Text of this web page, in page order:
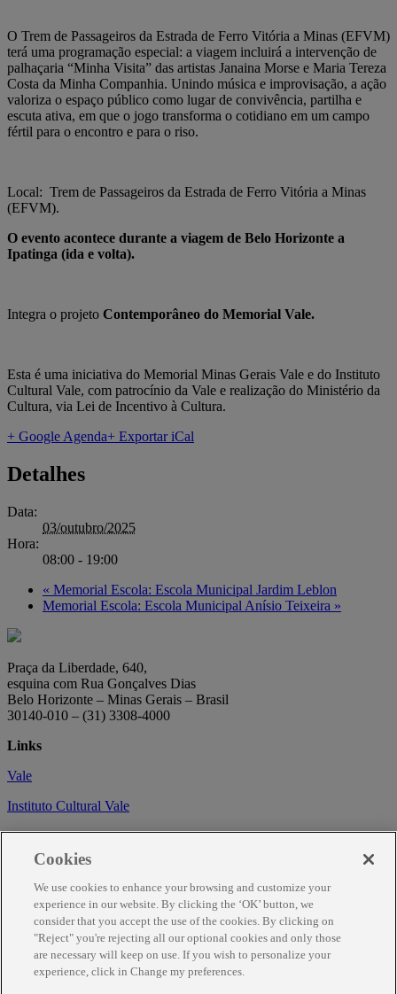
O Trem de Passageiros da Estrada de Ferro Vitória a Minas (EFVM)
terá uma programação especial: a viagem incluirá a intervenção de
palhaçaria “Minha Visita” das artistas Janaina Morse e Maria Tereza
Costa da Minha Companhia. Unindo música e improvisação, a ação
valoriza o espaço público como lugar de convivência, partilha e
escuta ativa, em que o jogo transforma o cotidiano em um campo
fértil para o encontro e para o riso.
Local: Trem de Passageiros da Estrada de Ferro Vitória a Minas
(EFVM).
O evento acontece durante a viagem de Belo Horizonte a
Ipatinga (ida e volta).
Integra o projeto Contemporâneo do Memorial Vale.
Esta é uma iniciativa do Memorial Minas Gerais Vale e do Instituto
Cultural Vale, com patrocínio da Vale e realização do Ministério da
Cultura, via Lei de Incentivo à Cultura.
+ Google Agenda+ Exportar iCal
Detalhes
Data:
03/outubro/2025
Hora:
08:00 - 19:00
« Memorial Escola: Escola Municipal Jardim Leblon
Memorial Escola: Escola Municipal Anísio Teixeira »
Praça da Liberdade, 640,
esquina com Rua Gonçalves Dias
Belo Horizonte – Minas Gerais – Brasil
30140-010 – (31) 3308-4000
Links
Vale
Instituto Cultural Vale
Circuito Cultural
Trabalhe conosco
Informações
Como chegar
Agendamento
Cookies
We use cookies to enhance your browsing and customize your
experience in our website. By clicking the ‘OK’ button, we
consider that you accept the use of the cookies. By clicking on
"Reject" you're rejecting all our optional cookies and only those
are necessary will keep on use. If you wish to personalize your
experience, click in Change my preferences.